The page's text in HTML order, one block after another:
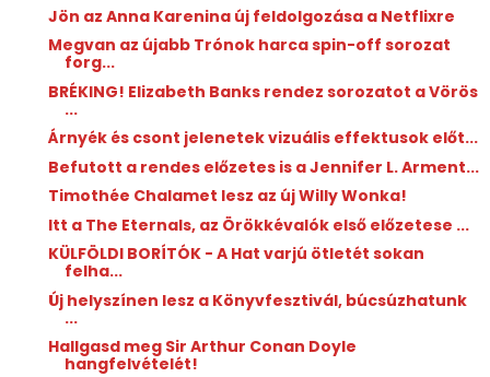
Jön az Anna Karenina új feldolgozása a Netflixre
Megvan az újabb Trónok harca spin-off sorozat
forg...
BRÉKING! Elizabeth Banks rendez sorozatot a Vörös
...
Árnyék és csont jelenetek vizuális effektusok előt...
Befutott a rendes előzetes is a Jennifer L. Arment...
Timothée Chalamet lesz az új Willy Wonka!
Itt a The Eternals, az Örökkévalók első előzetese ...
KÜLFÖLDI BORÍTÓK - A Hat varjú ötletét sokan
felha...
Új helyszínen lesz a Könyvfesztivál, búcsúzhatunk
...
Hallgasd meg Sir Arthur Conan Doyle
hangfelvételét!